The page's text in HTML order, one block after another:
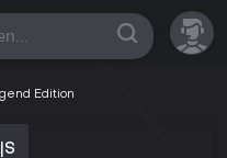
Edition